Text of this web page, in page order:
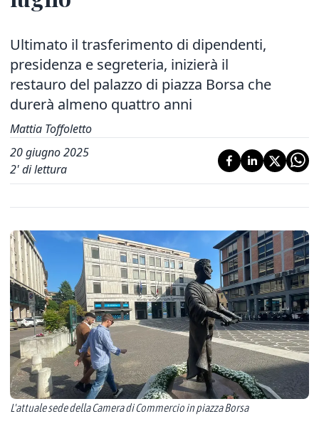
Ultimato il trasferimento di dipendenti,
presidenza e segreteria, inizierà il
restauro del palazzo di piazza Borsa che
durerà almeno quattro anni
Mattia Toffoletto
20 giugno 2025
2' di lettura
L'attuale sede della Camera di Commercio in piazza Borsa